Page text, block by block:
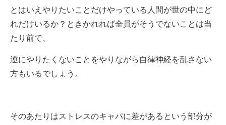
とはいえやりたいことだけやっている人間が世の中にど
れだけいるか？ときかれれば全員がそうでないことは当
たり前で、
逆にやりたくないことをやりながら自律神経を乱さない
方もいるでしょう。
そのあたりはストレスのキャパに差があるという部分が